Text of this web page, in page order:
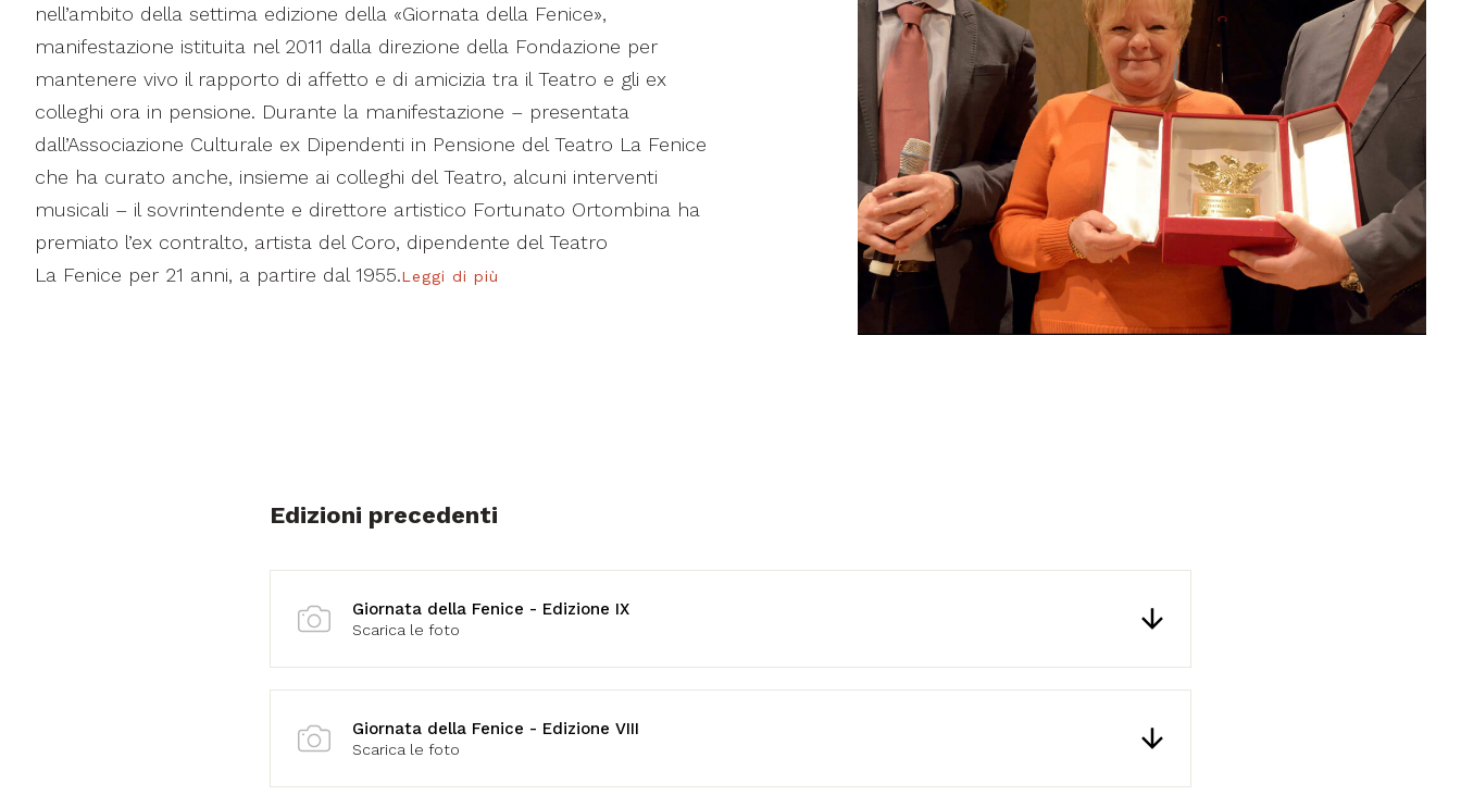
nell’ambito della settima edizione della «Giornata della Fenice»,
manifestazione istituita nel 2011 dalla direzione della Fondazione per
mantenere vivo il rapporto di affetto e di amicizia tra il Teatro e gli ex
colleghi ora in pensione. Durante la manifestazione – presentata
dall’Associazione Culturale ex Dipendenti in Pensione del Teatro La Fenice
che ha curato anche, insieme ai colleghi del Teatro, alcuni interventi
musicali – il sovrintendente e direttore artistico Fortunato Ortombina ha
premiato l’ex contralto, artista del Coro, dipendente del Teatro
La Fenice per 21 anni, a partire dal 1955.Leggi di più
Edizioni precedenti
Giornata della Fenice - Edizione IX
Scarica le foto
Giornata della Fenice - Edizione VIII
Scarica le foto